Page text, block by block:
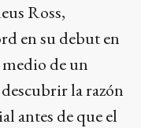
Ross,
en su debut en
de un
la razón
antes de que el